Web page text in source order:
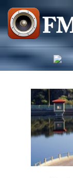
Saltar
contenido
FM
OPEN